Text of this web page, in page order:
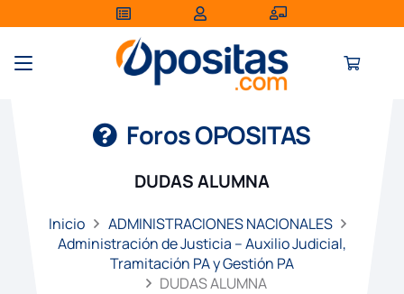
Foros OPOSITAS
DUDAS ALUMNA
Inicio
ADMINISTRACIONES NACIONALES
Administración de Justicia – Auxilio Judicial,
Tramitación PA y Gestión PA
DUDAS ALUMNA